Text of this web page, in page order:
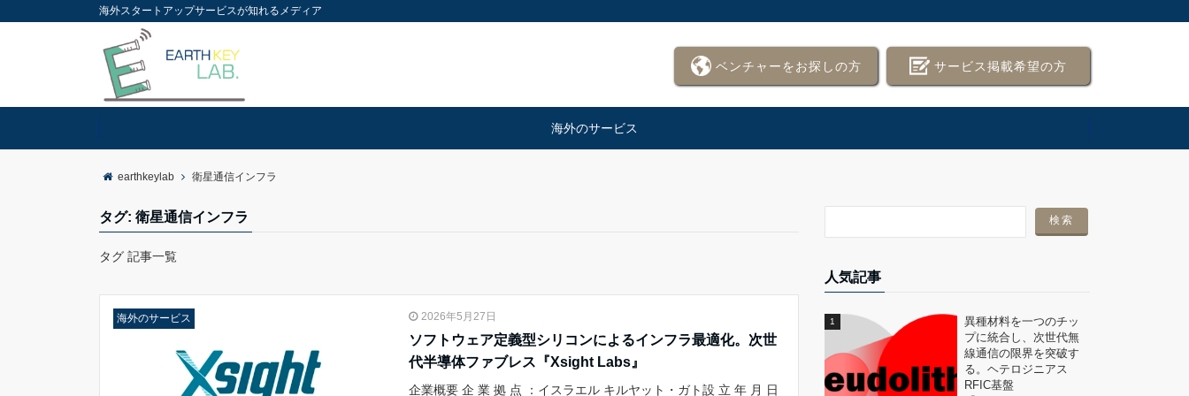
海外スタートアップサービスが知れるメディア
ベンチャーをお探しの方 サービス掲載希望の方
海外のサービス
earthkeylab 衛星通信インフラ
タグ: 衛星通信インフラ
タグ 記事一覧
海外のサービス 2026年5月27日
ソフトウェア定義型シリコンによるインフラ最適化。次世
代半導体ファブレス『Xsight Labs』
企業概要 企 業 拠 点 ：イスラエル キルヤット・ガト設 立 年 月 日
人気記事
異種材料を一つのチッ
プに統合し、次世代無
線通信の限界を突破す
る。ヘテロジニアス
RFIC基盤